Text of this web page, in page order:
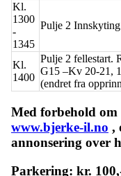
Kl.
1300
-
1345
Pulje 2
Kl.
1400
Pulje 2 fellestart.
G15 –Kv 20-21,
(endret fra
Med forbehold om
www.bjerke-il.no ,
annonsering over
Parkering: kr.